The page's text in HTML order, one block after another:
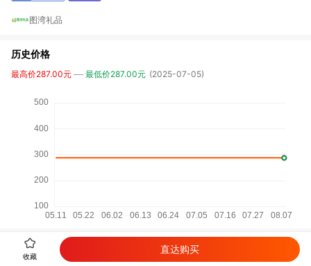
图湾礼品
历史价格
最高价287.00元 最低价287.00元 (2025-07-05)
详细参数
收藏
直达购买